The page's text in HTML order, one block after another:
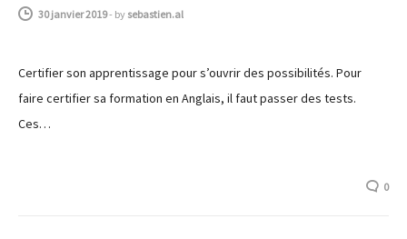
30 janvier 2019- by sebastien.al
Certifier son apprentissage pour s’ouvrir des possibilités. Pour
faire certifier sa formation en Anglais, il faut passer des tests.
Ces…
0